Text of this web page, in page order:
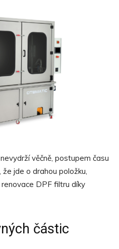
věčně, postupem času
jde o drahou položku,
DPF filtru díky
částic